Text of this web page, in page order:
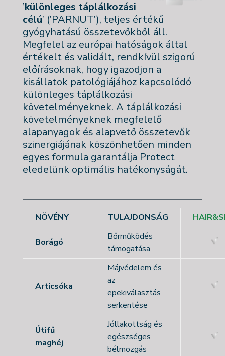
’különleges táplálkozási
célú’ (’PARNUT’), teljes értékű
gyógyhatású összetevőkből áll.
Megfelel az európai hatóságok által
értékelt és validált, rendkívül szigorú
előírásoknak, hogy igazodjon a
kisállatok patológiájához kapcsolódó
különleges táplálkozási
követelményeknek. A táplálkozási
követelményeknek megfelelő
alapanyagok és alapvető összetevők
szinergiájának köszönhetően minden
egyes formula garantálja Protect
eledelünk optimális hatékonyságát.
NÖVÉNY TULAJDONSÁG
Borágó
Bőrműködés
támogatása
Articsóka
Májvédelem és
az
epekiválasztás
serkentése
Útifű
maghéj
Jóllakottság és
egészséges
bélmozgás